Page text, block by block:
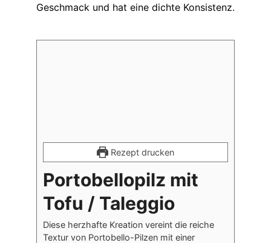
Geschmack und hat eine dichte Konsistenz.
Rezept drucken
Portobellopilz mit
Tofu / Taleggio
Diese herzhafte Kreation vereint die reiche
Textur von Portobello-Pilzen mit einer